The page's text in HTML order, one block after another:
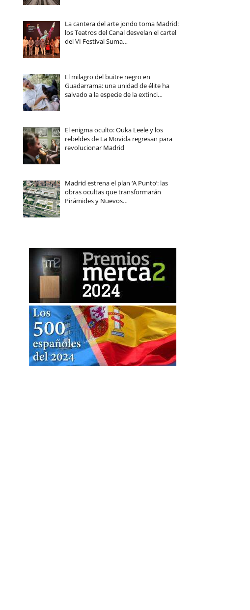
La cantera del arte jondo toma Madrid:
los Teatros del Canal desvelan el cartel
del VI Festival Suma…
El milagro del buitre negro en
Guadarrama: una unidad de élite ha
salvado a la especie de la extinci…
El enigma oculto: Ouka Leele y los
rebeldes de La Movida regresan para
revolucionar Madrid
Madrid estrena el plan ‘A Punto’: las
obras ocultas que transformarán
Pirámides y Nuevos…